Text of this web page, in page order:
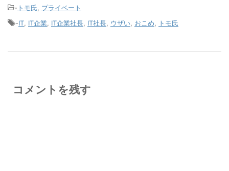
- トモ氏
プライベート
-IT IT企業 IT企業社長 IT社長 ウザい おこめ トモ氏
コメントを残す